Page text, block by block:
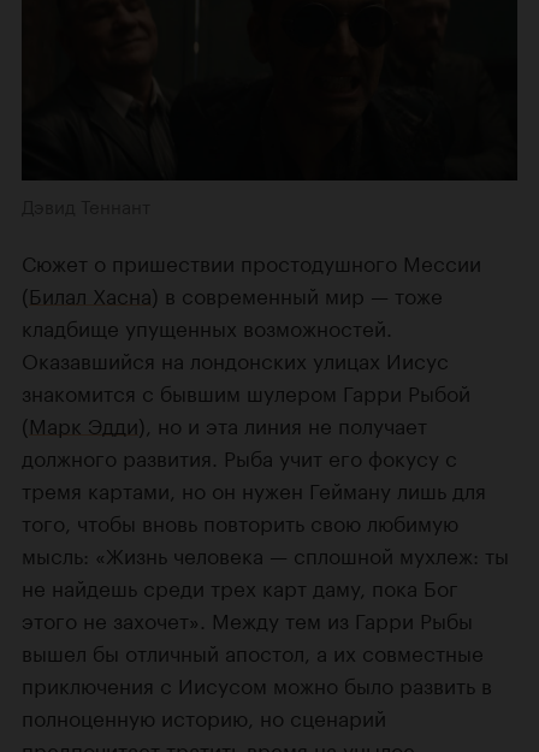
Сюжет о пришествии простодушного Мессии
(Билал Хасна) в современный мир — тоже
кладбище упущенных возможностей.
Оказавшийся на лондонских улицах Иисус
знакомится с бывшим шулером Гарри Рыбой
(Марк Эдди), но и эта линия не получает
должного развития. Рыба учит его фокусу с
тремя картами, но он нужен Гейману лишь для
того, чтобы вновь повторить свою любимую
мысль: «Жизнь человека — сплошной мухлеж: ты
не найдешь среди трех карт даму, пока Бог
этого не захочет». Между тем из Гарри Рыбы
вышел бы отличный апостол, а их совместные
приключения с Иисусом можно было развить в
полноценную историю, но сценарий